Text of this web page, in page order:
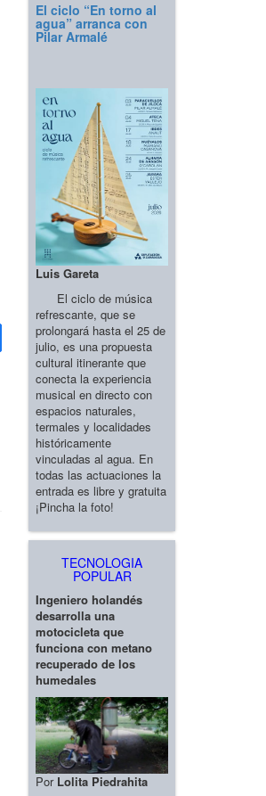
El ciclo “En torno al
agua” arranca con
Pilar Armalé
Luis Gareta
El ciclo de música
refrescante, que se
prolongará hasta el 25 de
julio, es una propuesta
cultural itinerante que
conecta la experiencia
musical en directo con
espacios naturales,
termales y localidades
históricamente
vinculadas al agua. En
todas las actuaciones la
entrada es libre y gratuita
¡Pincha la foto!
TECNOLOGIA
POPULAR
Ingeniero holandés
desarrolla una
motocicleta que
funciona con metano
recuperado de los
humedales
Por Lolita Piedrahita